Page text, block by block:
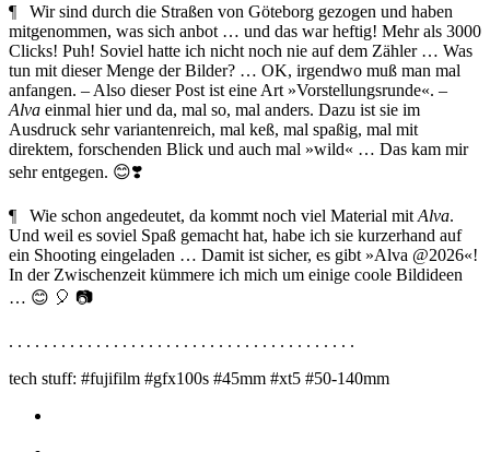
¶ Wir sind durch die Straßen von Göteborg gezogen und haben
mitgenommen, was sich anbot … und das war heftig! Mehr als 3000
Clicks! Puh! Soviel hatte ich nicht noch nie auf dem Zähler … Was
tun mit dieser Menge der Bilder? … OK, irgendwo muß man mal
anfangen. – Also dieser Post ist eine Art »Vorstellungsrunde«. –
Alva einmal hier und da, mal so, mal anders. Dazu ist sie im
Ausdruck sehr variantenreich, mal keß, mal spaßig, mal mit
direktem, forschenden Blick und auch mal »wild« … Das kam mir
sehr entgegen. 😊❣️
¶ Wie schon angedeutet, da kommt noch viel Material mit Alva.
Und weil es soviel Spaß gemacht hat, habe ich sie kurzerhand auf
ein Shooting eingeladen … Damit ist sicher, es gibt »Alva @2026«!
In der Zwischenzeit kümmere ich mich um einige coole Bildideen
… 😊 🎈 📷
. . . . . . . . . . . . . . . . . . . . . . . . . . . . . . . . . . . . . . . .
tech stuff: #fujifilm #gfx100s #45mm #xt5 #50-140mm